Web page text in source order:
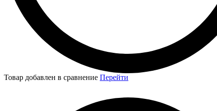
Товар добавлен в сравнение Перейти